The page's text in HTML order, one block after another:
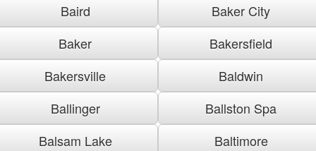
Baird
Baker City
Baker
Bakersfield
Bakersville
Baldwin
Ballinger
Ballston Spa
Balsam Lake
Baltimore